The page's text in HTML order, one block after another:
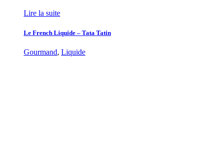
Lire la suite
Le French Liquide – Tata Tatin
Gourmand, Liquide